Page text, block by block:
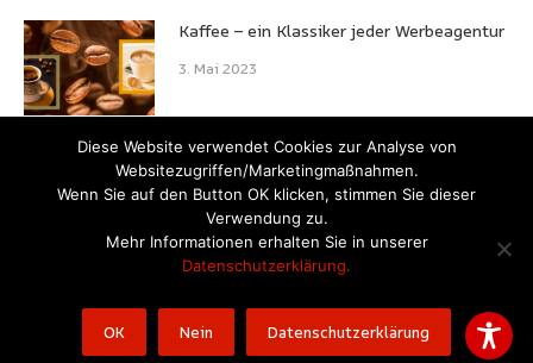
Kaffee – ein Klassiker jeder Werbeagentur
3. Mai 2023
© 2022 Wesemann Werbeagentur GmbH
Formalia
Diese Website verwendet Cookies zur Analyse von
Websitezugriffen/Marketingmaßnahmen.
Wenn Sie auf den Button OK klicken, stimmen Sie dieser
Verwendung zu.
Mehr Informationen erhalten Sie in unserer
Datenschutzerklärung.
OK Nein Datenschutzerklärung